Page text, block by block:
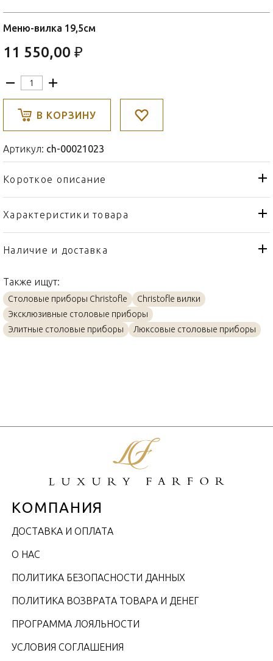
Меню-вилка 19,5см
11 550,00 ₽
В КОРЗИНУ
Артикул: ch-00021023
Короткое описание
Характеристики товара
Тип товара
Вилка
Бренд
Страна производителя
Материал
Посеребрение
Объем / Размер
19,5см
Наличие и доставка
Также ищут:
Столовые приборы Christofle
Christofle вилки
Эксклюзивные столовые приборы
Элитные столовые приборы
Люксовые столовые приборы
КОМПАНИЯ
ДОСТАВКА И ОПЛАТА
О НАС
ПОЛИТИКА БЕЗОПАСНОСТИ ДАННЫХ
ПОЛИТИКА ВОЗВРАТА ТОВАРА И ДЕНЕГ
ПРОГРАММА ЛОЯЛЬНОСТИ
УСЛОВИЯ СОГЛАШЕНИЯ